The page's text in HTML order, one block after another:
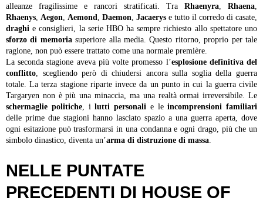
alleanze fragilissime e rancori stratificati. Tra Rhaenyra, Rhaena,
Rhaenys, Aegon, Aemond, Daemon, Jacaerys e tutto il corredo di casate,
draghi e consiglieri, la serie HBO ha sempre richiesto allo spettatore uno
sforzo di memoriasuperiore alla media. Questo ritorno, proprio per tale
ragione, non può essere trattato come una normale première.
La seconda stagione aveva più volte promesso l’esplosione definitiva del
conflitto, scegliendo però di chiudersi ancora sulla soglia della guerra
totale. La terza stagione riparte invece da un punto in cui la guerra civile
Targaryen non è più una minaccia, ma una realtà ormai irreversibile. Le
schermaglie politiche, ilutti personali e leincomprensioni familiari
delle prime due stagioni hanno lasciato spazio a una guerra aperta, dove
ogni esitazione può trasformarsi in una condanna e ogni drago, più che un
simbolo dinastico, diventa un’arma di distruzione di massa.
NELLE PUNTATE
PRECEDENTI DI HOUSE OF